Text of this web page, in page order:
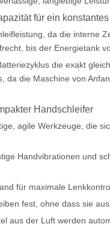
für ein
da die interne
bis der Energietank
die exakt
da die Maschine von
Handschleifer
agile Werkzeuge, die
Handvibrationen und
für maximale
fest, ohne dass sie
aus der Luft werden